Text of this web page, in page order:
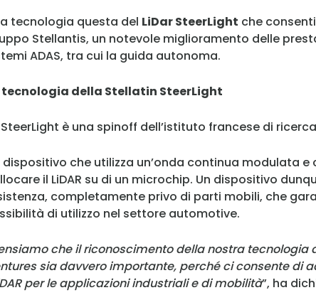
tecnologia questa del LiDar SteerLight che
Stellantis, un notevole miglioramento delle
ADAS, tra cui la guida autonoma.
tecnologia della Stellatin SteerLight
SteerLight è una spinoff dell’istituto francese di
dispositivo che utilizza un’onda continua modulata e
il LiDAR su di un microchip. Un dispositivo
completamente privo di parti mobili, che
di utilizzo nel settore automotive.
che il riconoscimento della nostra tecnologia
sia davvero importante, perché ci consente di
per le applicazioni industriali e di mobilità”, ha